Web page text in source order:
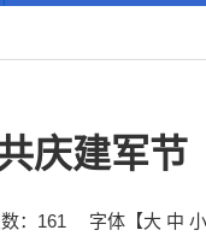
庆建军节
： 161 字体【大 中 小